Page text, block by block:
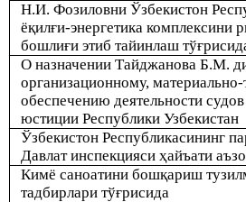
Н.И. Фозиловни Ўзбекистон
ёқилғи-энергетика комплексини
бошлиғи этиб тайинлаш тўғ
О назначении Тайджанова Б.М.
организационному,
обеспечению деятельности
юстиции Республики Узбекистан
Ўзбекистон Республикасининг
Давлат инспекцияси ҳайъати
Кимё саноатини бошқариш
тадбирлари тўғрисида